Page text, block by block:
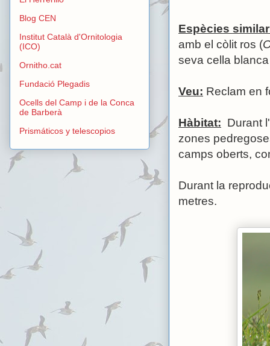
Espècies
amb el còlit ros (
seva cella
Veu: Reclam en
Hàbitat: Durant
zones
camps oberts,
Durant la
metres.
Blog CEN
Institut Català d'Ornitologia
(ICO)
Ornitho.cat
Fundació Plegadis
Ocells del Camp i de la Conca
de Barberà
Prismáticos y telescopios